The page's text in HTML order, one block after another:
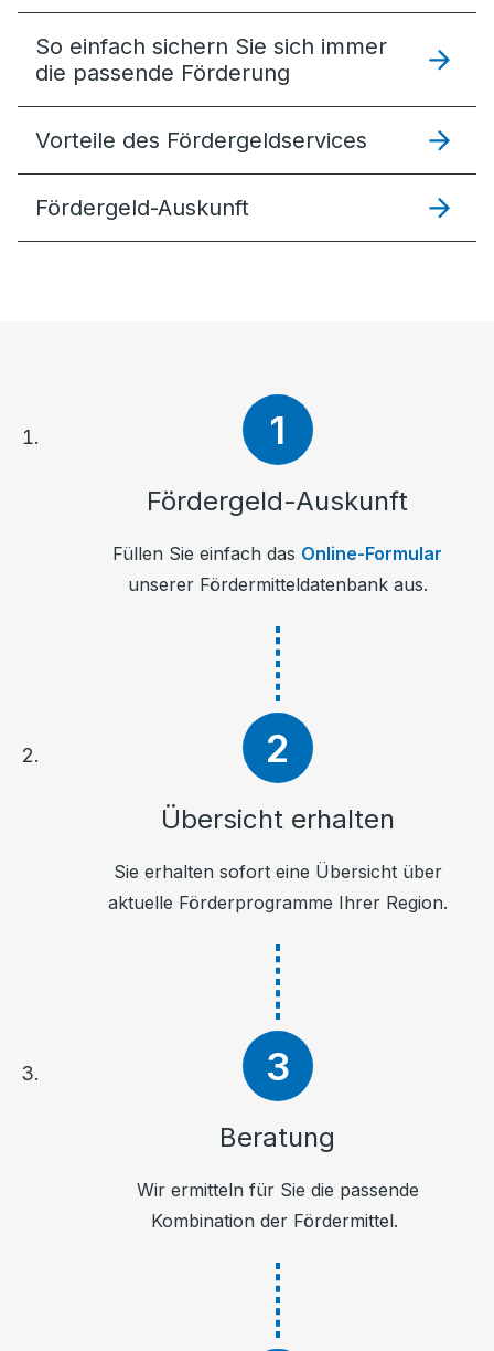
So einfach sichern Sie sich immer
die passende Förderung
Vorteile des Fördergeldservices
Fördergeld-Auskunft
Fördergeld-Auskunft
Füllen Sie einfach das Online-Formular
unserer Fördermitteldatenbank aus.
Übersicht erhalten
Sie erhalten sofort eine Übersicht über
aktuelle Förderprogramme Ihrer Region.
Beratung
Wir ermitteln für Sie die passende
Kombination der Fördermittel.